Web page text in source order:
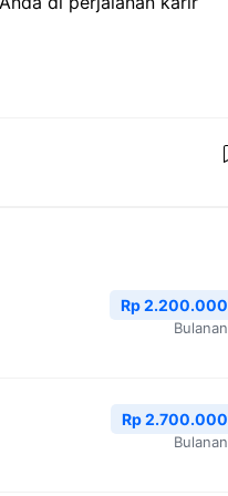
Rp 2.200.000
Bulanan
Rp 2.700.000
Bulanan